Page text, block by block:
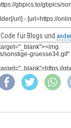
Code für Blogs und